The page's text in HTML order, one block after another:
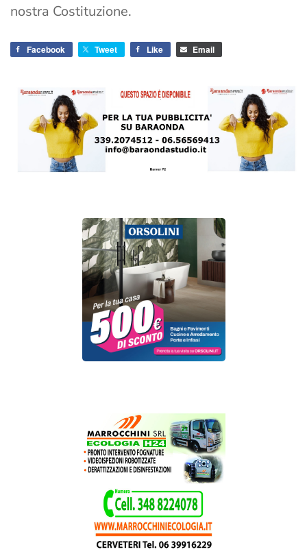
nostra Costituzione.
Facebook Tweet Like Email